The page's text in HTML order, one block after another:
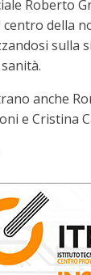
Roberto
della
sulla
anche
e Cristina